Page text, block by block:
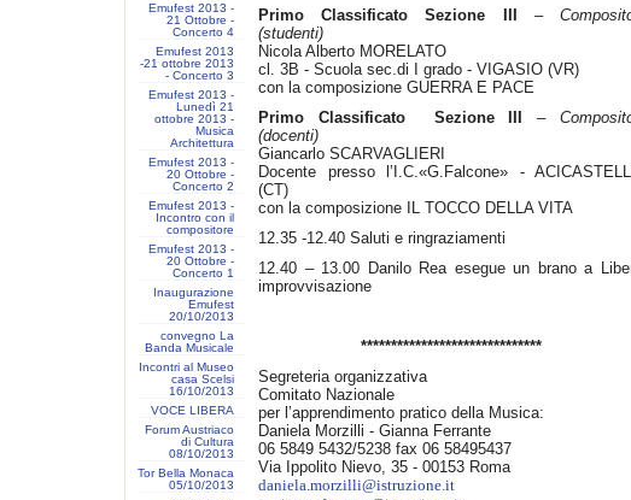
Emufest 2013 -
21 Ottobre -
Concerto 4
Emufest 2013
-21 ottobre 2013
- Concerto 3
Emufest 2013 -
Lunedì 21
ottobre 2013 -
Musica
Architettura
Emufest 2013 -
20 Ottobre -
Concerto 2
Emufest 2013 -
Incontro con il
compositore
Emufest 2013 -
20 Ottobre -
Concerto 1
Inaugurazione
Emufest
20/10/2013
convegno La
Banda Musicale
Incontri al Museo
casa Scelsi
16/10/2013
VOCE LIBERA
Forum Austriaco
di Cultura
08/10/2013
Tor Bella Monaca
05/10/2013
Primo Classificato Sezione III
–
(studenti)
Nicola Alberto MORELATO
cl. 3B - Scuola sec.di I grado - VIGASIO (VR)
con la composizione GUERRA E PACE
Primo Classificato Sezione III
–
(docenti)
Giancarlo SCARVAGLIERI
Docente presso l’I.C.«G.Falcone» -
(CT)
con la composizione IL TOCCO DELLA VITA
12.35 -12.40 Saluti e ringraziamenti
12.40 – 13.00 Danilo Rea esegue un brano a
improvvisazione
******************************
Segreteria organizzativa
Comitato Nazionale
per l’apprendimento pratico della Musica:
Daniela Morzilli - Gianna Ferrante
06 5849 5432/5238 fax 06 58495437
Via Ippolito Nievo, 35 - 00153 Roma
daniela.morzilli@istruzione.it